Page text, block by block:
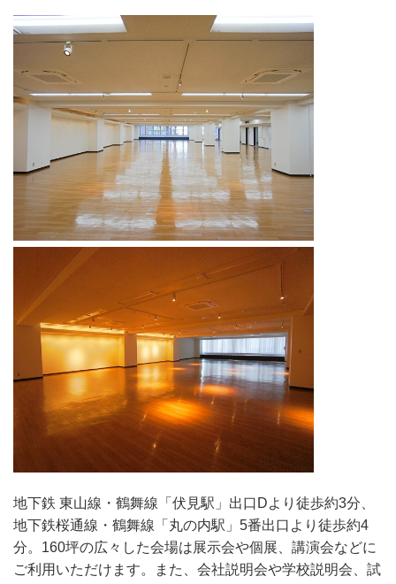
地下鉄 東山線・鶴舞線「伏見駅」出口Dより徒歩約3分、
地下鉄桜通線・鶴舞線「丸の内駅」5番出口より徒歩約4
分。160坪の広々した会場は展示会や個展、講演会などに
ご利用いただけます。また、会社説明会や学校説明会、試